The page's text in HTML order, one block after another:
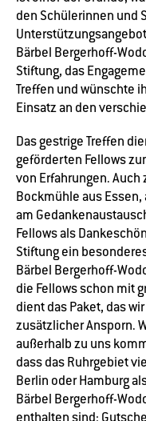
den Schülerinnen und
Bärbel Bergerhoff-
Stiftung, das
Treffen und wünschte
Einsatz an den
Das gestrige Treffen
geförderten Fellows
von Erfahrungen.
Bockmühle aus
am
Fellows als
Stiftung ein
Bärbel Bergerhoff-
die Fellows schon mit
dient das Paket, das
zusätzlicher Ansporn.
außerhalb zu uns
dass das Ruhrgebiet
Berlin oder Hamburg
Bärbel Bergerhoff-
enthalten sind: